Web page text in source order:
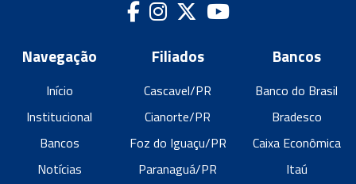
Navegação
Início
Institucional
Bancos
Notícias
Filiados
Cascavel/PR
Cianorte/PR
Foz do Iguaçu/PR
Paranaguá/PR
Bancos
Banco do Brasil
Bradesco
Caixa Econômica
Itaú